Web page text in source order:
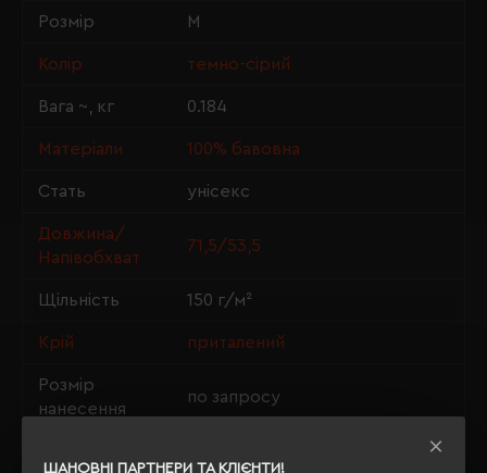
ШАНОВНІ ПАРТНЕРИ ТА КЛІЄНТИ!
Розмір M
Колір темно-сірий
Вага ~, кг 0.184
Матеріали 100% бавовна
Стать унісекс
Довжина/
Напівобхват
71,5/53,5
Щільність 150 г/м²
Крій приталений
Розмір
нанесення
по запросу
Сертифікація
OEKO-TEX® Standard 100, PETA-